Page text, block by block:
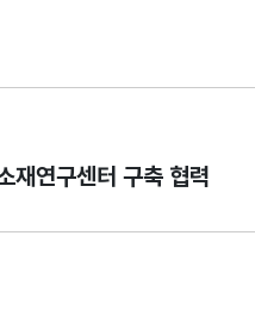
재연구센터 구축 협력